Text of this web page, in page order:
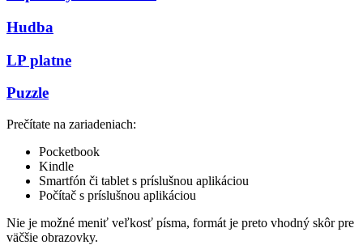
Hudba
LP platne
Puzzle
Prečítate na zariadeniach:
Pocketbook
Kindle
Smartfón či tablet s príslušnou aplikáciou
Počítač s príslušnou aplikáciou
Nie je možné meniť veľkosť písma, formát je preto vhodný skôr pre
väčšie obrazovky.